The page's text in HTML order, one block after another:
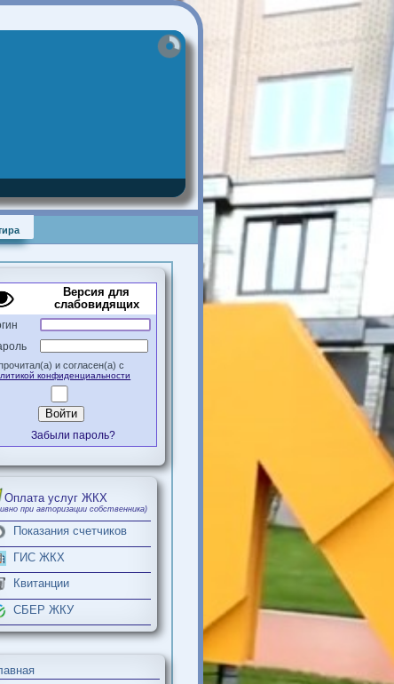
Квартира
Версия для
слабовидящих
Логин
Пароль
Я прочитал(а) и согласен(а) с
Войти
Оплата услуг ЖКХ
(активно при авторизации собственника)
Показания счетчиков
ГИС ЖКХ
Квитанции
СБЕР ЖКУ